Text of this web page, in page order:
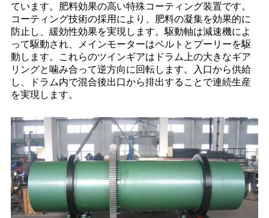
ています。肥料効果の高い特殊コーティング装置です。
コーティング技術の採用により、肥料の凝集を効果的に
防止し、緩効性効果を実現します。駆動軸は減速機によ
って駆動され、メインモーターはベルトとプーリーを駆
動します。これらのツインギアはドラム上の大きなギア
リングと噛み合って逆方向に回転します。入口から供給
し、ドラム内で混合後出口から排出することで連続生産
を実現します。